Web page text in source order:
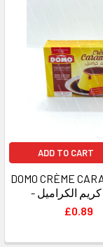
ADD TO CART
DOMO CRÈME
كريم الكراميل
£0.89